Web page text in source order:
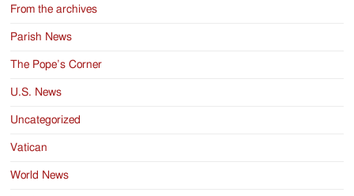
From the archives
Parish News
The Pope’s Corner
U.S. News
Uncategorized
Vatican
World News